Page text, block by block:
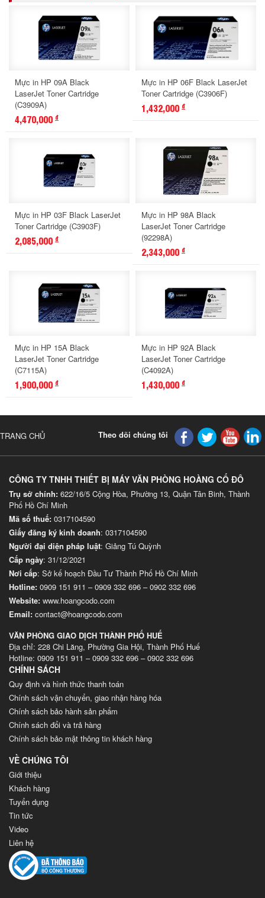
Mực in HP 09A Black
LaserJet Toner Cartridge
(C3909A)
4,470,000 đ
Mực in HP 06F Black LaserJet
Toner Cartridge (C3906F)
1,432,000 đ
Mực in HP 03F Black LaserJet
Toner Cartridge (C3903F)
2,085,000 đ
Mực in HP 98A Black
LaserJet Toner Cartridge
(92298A)
2,343,000 đ
Mực in HP 15A Black
LaserJet Toner Cartridge
(C7115A)
1,900,000 đ
Mực in HP 92A Black
LaserJet Toner Cartridge
(C4092A)
1,430,000 đ
TRANG CHỦ Theo dõi chúng tôi
CÔNG TY TNHH THIẾT BỊ MÁY VĂN PHÒNG HOÀNG CỐ ĐÔ
Trụ sở chính: 622/16/5 Cộng Hòa, Phường 13, Quận Tân Binh, Thành
Phố Hồ Chí Minh
Mã số thuế: 0317104590
Giấy đăng ký kinh doanh: 0317104590
Người đại diện pháp luật: Giảng Tú Quỳnh
Cấp ngày: 31/12/2021
Nơi cấp: Sở kế hoạch Đầu Tư Thành Phố Hồ Chí Minh
Hotline: 0909 151 911 –0909 332 696 –0902 332 696
Website: www.hoangcodo.com
Email: contact@hoangcodo.com
VĂN PHÒNG GIAO DỊCH THÀNH PHỐ HUẾ
Địa chỉ: 228 Chi Lăng, Phường Gia Hội, Thành Phố Huế
Hotline: 0909 151 911 – 0909 332 696 – 0902 332 696
CHÍNH SÁCH
Quy định và hình thức thanh toán
Chính sách vận chuyển, giao nhận hàng hóa
Chính sách bảo hành sản phẩm
Chính sách đổi và trả hàng
Chính sách bảo mật thông tin khách hàng
VỀ CHÚNG TÔI
Giới thiệu
Khách hàng
Tuyển dụng
Tin tức
Video
Liên hệ